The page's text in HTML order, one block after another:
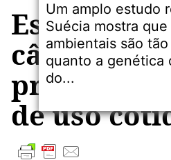
Estudo
câncer de
produtos
de uso
Um amplo estudo
Suécia mostra
ambientais são
quanto a genética
do...